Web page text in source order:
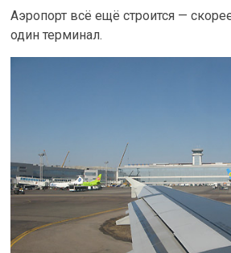
Аэропорт всё ещё строится —
один терминал.